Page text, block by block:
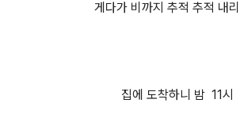
게다가 비까지 추적 추적 내
집에 도착하니 밤 11시